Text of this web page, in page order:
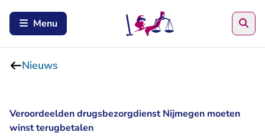
Menu
Nieuws
Veroordeelden drugsbezorgdienst Nijmegen moeten
winst terugbetalen